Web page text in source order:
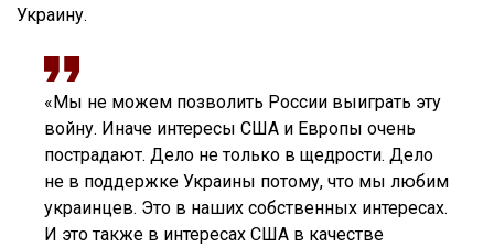
Украину.
«Мы не можем позволить России выиграть эту
войну. Иначе интересы США и Европы очень
пострадают. Дело не только в щедрости. Дело
не в поддержке Украины потому, что мы любим
украинцев. Это в наших собственных интересах.
И это также в интересах США в качестве